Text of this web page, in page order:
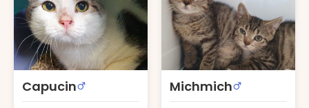
Capucin Michmich